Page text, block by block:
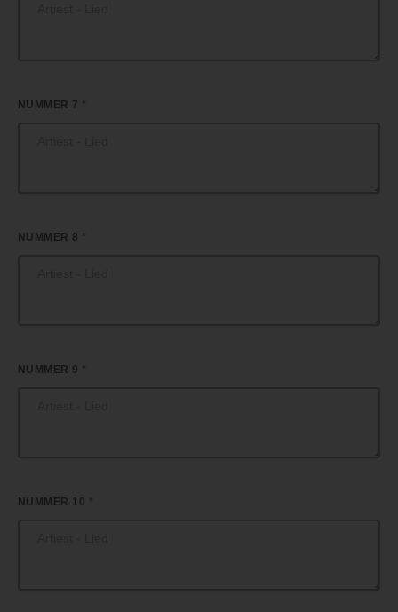
NUMMER 7 *
NUMMER 8 *
NUMMER 9 *
NUMMER 10 *